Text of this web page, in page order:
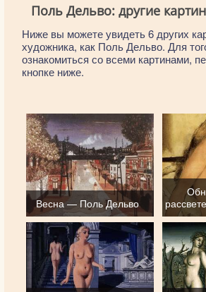
Поль Дельво: другие
Ниже вы можете увидеть 6 других
художника, как Поль Дельво. Для
ознакомиться со всеми картинами,
кнопке ниже.
Весна — Поль Дельво